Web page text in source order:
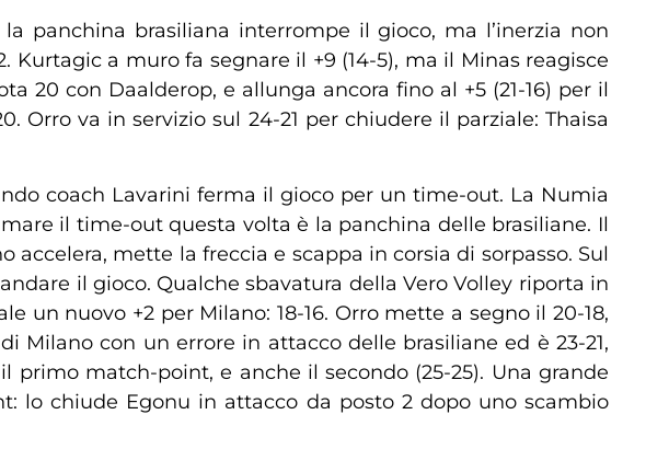
panchina brasiliana interrompe il gioco, ma l’inerzia non
a muro fa segnare il +9 (14-5), ma il Minas reagisce
20 con Daalderop, e allunga ancora fino al +5 (21-16) per il
Orro va in servizio sul 24-21 per chiudere il parziale: Thaisa
coach Lavarini ferma il gioco per un time-out. La Numia
il time-out questa volta è la panchina delle brasiliane. Il
mette la freccia e scappa in corsia di sorpasso. Sul
il gioco. Qualche sbavatura della Vero Volley riporta in
un nuovo +2 per Milano: 18-16. Orro mette a segno il 20-18,
Milano con un errore in attacco delle brasiliane ed è 23-21,
match-point, e anche il secondo (25-25). Una grande
lo chiude Egonu in attacco da posto 2 dopo uno scambio